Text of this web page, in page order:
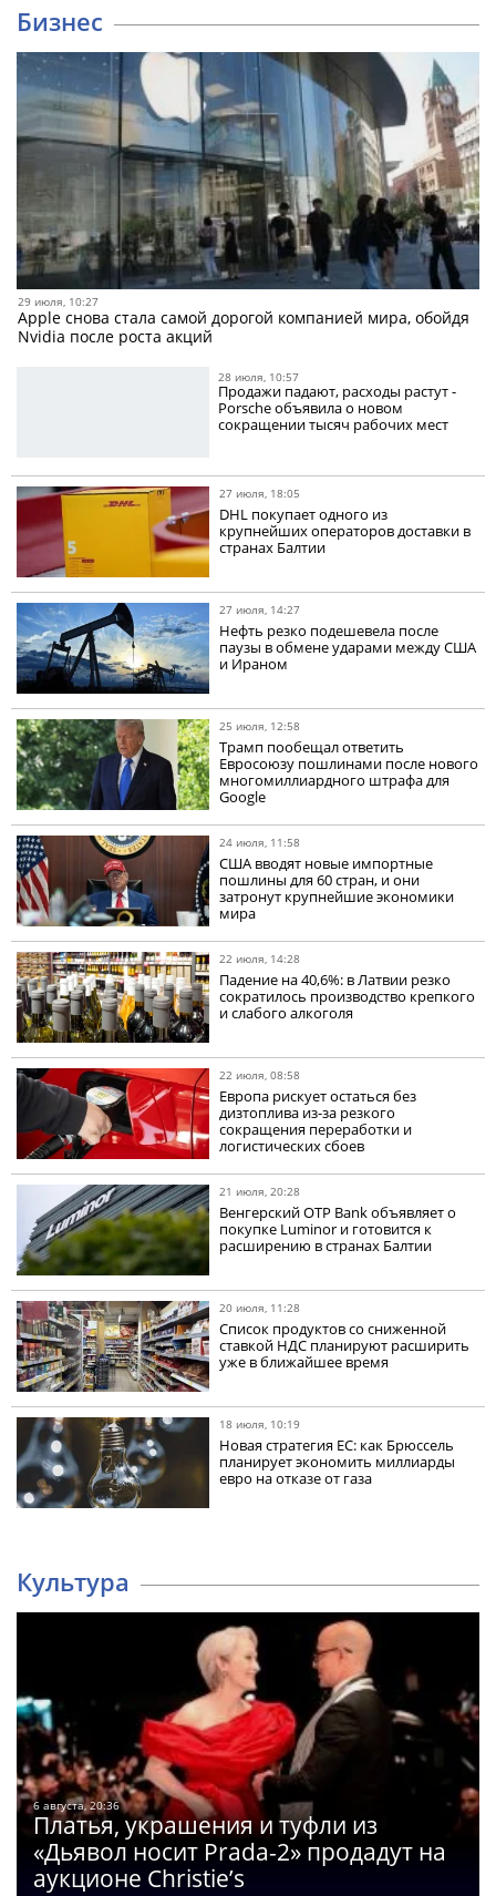
Бизнес
29 июля, 10:27
Apple снова стала самой дорогой компанией мира, обойдя
Nvidia после роста акций
28 июля, 10:57
Продажи падают, расходы растут -
Porsche объявила о новом
сокращении тысяч рабочих мест
27 июля, 18:05
DHL покупает одного из
крупнейших операторов доставки в
странах Балтии
27 июля, 14:27
Нефть резко подешевела после
паузы в обмене ударами между США
и Ираном
25 июля, 12:58
Трамп пообещал ответить
Евросоюзу пошлинами после нового
многомиллиардного штрафа для
Google
24 июля, 11:58
США вводят новые импортные
пошлины для 60 стран, и они
затронут крупнейшие экономики
мира
22 июля, 14:28
Падение на 40,6%: в Латвии резко
сократилось производство крепкого
и слабого алкоголя
22 июля, 08:58
Европа рискует остаться без
дизтоплива из-за резкого
сокращения переработки и
логистических сбоев
21 июля, 20:28
Венгерский OTP Bank объявляет о
покупке Luminor и готовится к
расширению в странах Балтии
20 июля, 11:28
Список продуктов со сниженной
ставкой НДС планируют расширить
уже в ближайшее время
18 июля, 10:19
Новая стратегия ЕС: как Брюссель
планирует экономить миллиарды
евро на отказе от газа
Культура
6 августа, 20:36
Платья, украшения и туфли из
«Дьявол носит Prada-2» продадут на
аукционе Christie’s